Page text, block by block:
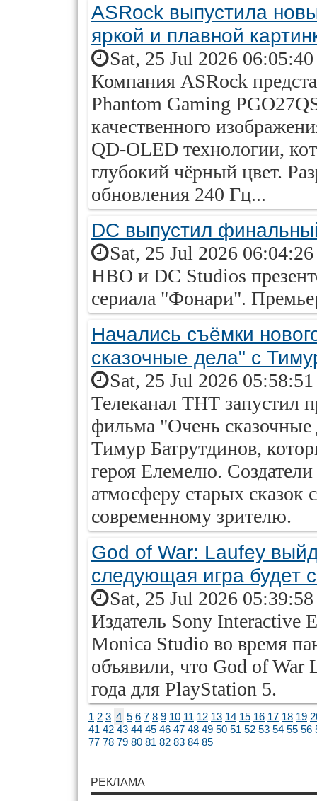
ASRock выпустила
яркой и плавной
Sat, 25 Jul 2026
Компания ASRock
Phantom Gaming
качественного
QD-OLED технологии,
глубокий чёрный цвет.
обновления 240 Гц...
DC выпустил
Sat, 25 Jul 2026
HBO и DC Studios
сериала "Фонари".
Начались съёмки
сказочные дела" с
Sat, 25 Jul 2026
Телеканал ТНТ запустил
фильма "Очень
Тимур Батрутдинов,
героя Елемелю.
атмосферу старых сказок
современному зрителю.
God of War: Laufey
следующая игра будет
Sat, 25 Jul 2026
Издатель Sony Interactive
Monica Studio во время
объявили, что God of War
года для PlayStation 5.
1 2 3 4 5 6 7 8 9 10 11 12 13 14 15 16 17 18 19
41 42 43 44 45 46 47 48 49 50 51 52 53 54 55 56
77 78 79 80 81 82 83 84 85
РЕКЛАМА